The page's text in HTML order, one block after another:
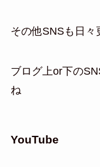
その他SNSも日々
ブログ上or下の
ね
YouTube